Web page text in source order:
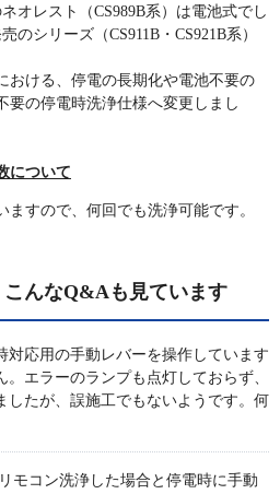
オレスト（CS989B系）は電池式でし
のシリーズ（CS911B・CS921B系）
おける、停電の長期化や電池不要の
要の停電時洗浄仕様へ変更しまし
について
ますので、何回でも洗浄可能です。
んなQ&Aも見ています
対応用の手動レバーを操作しています
エラーのランプも点灯しておらず、
したが、誤施工でもないようです。何
モコン洗浄した場合と停電時に手動